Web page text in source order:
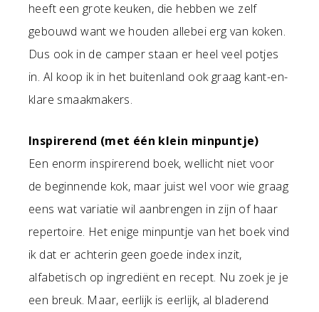
heeft een grote keuken, die hebben we zelf
gebouwd want we houden allebei erg van koken.
Dus ook in de camper staan er heel veel potjes
in. Al koop ik in het buitenland ook graag kant-en-
klare smaakmakers.
Inspirerend (met één klein minpuntje)
Een enorm inspirerend boek, wellicht niet voor
de beginnende kok, maar juist wel voor wie graag
eens wat variatie wil aanbrengen in zijn of haar
repertoire. Het enige minpuntje van het boek vind
ik dat er achterin geen goede index inzit,
alfabetisch op ingrediënt en recept. Nu zoek je je
een breuk. Maar, eerlijk is eerlijk, al bladerend